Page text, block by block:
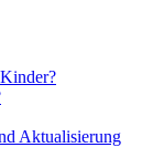
Aktualisierung